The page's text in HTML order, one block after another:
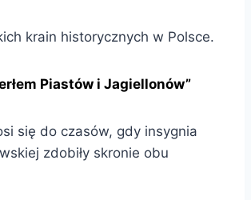
krain historycznych w Polsce.
Piastów i Jagiellonów”
się do czasów, gdy insygnia
zdobiły skronie obu